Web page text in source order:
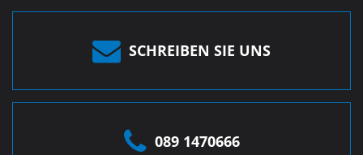
SCHREIBEN SIE UNS
089 1470666